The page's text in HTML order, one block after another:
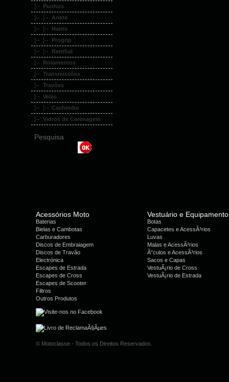
¦-- Punhos
¦-- ¦-- Ariete
¦-- ¦-- Harris
¦-- ¦-- Progrip
¦-- ¦-- Renthal
¦-- Rolamentos
¦-- Transmissões
¦-- Travões
¦-- Velas
¦-- ¦-- Cachimbo
¦-- Vidros de Carenagem
Pesquisa
Acessórios Moto
Baterias
Bielas e Cambotas
Carburadores
Discos de Embraiagem
Discos de Travão
Electrónica
Escapes de Estrada
Escapes de Cross
Escapes de Scooter
Filtros
Outros Produtos
Vestuário e Equipamento
Botas
Capacetes e AcessÃ³rios
Luvas
Malas e AcessÃ³rios
Ã“culos e AcessÃ³rios
Sacos e Capas
VestuÃ¡rio de Cross
VestuÃ¡rio de Estrada
© Motoclasse - Todos os Direitos Reservados.